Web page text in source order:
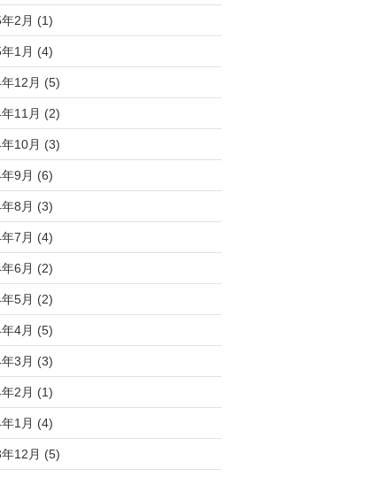
2月 (1)
1月 (4)
12月 (5)
11月 (2)
10月 (3)
9月 (6)
8月 (3)
7月 (4)
6月 (2)
5月 (2)
4月 (5)
3月 (3)
2月 (1)
1月 (4)
12月 (5)